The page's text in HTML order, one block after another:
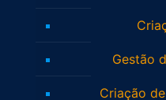
Gestão
Criação